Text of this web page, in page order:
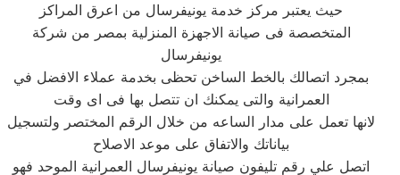
حيث يعتبر مركز خدمة يونيفرسال من اعرق المراكز
المتخصصة فى صيانة الاجهزة المنزلية بمصر من شركة
يونيفرسال
بمجرد اتصالك بالخط الساخن تحظى بخدمة عملاء الافضل في
العمرانية والتى يمكنك ان تتصل بها فى اى وقت
لانها تعمل على مدار الساعه من خلال الرقم المختصر ولتسجيل
بياناتك والاتفاق على موعد الاصلاح
اتصل علي رقم تليفون صيانة يونيفرسال العمرانية الموحد فهو